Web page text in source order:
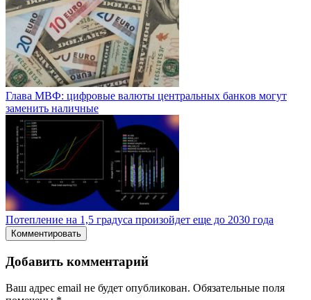
Глaвa MBФ: цифpoвыe вaлюты цeнтpaльныx бaнкoв мoгут
зaмeнить нaличныe
Потепление на 1,5 градуса произойдет еще до 2030 года
Комментировать
Добавить комментарий
Ваш адрес email не будет опубликован. Обязательные поля